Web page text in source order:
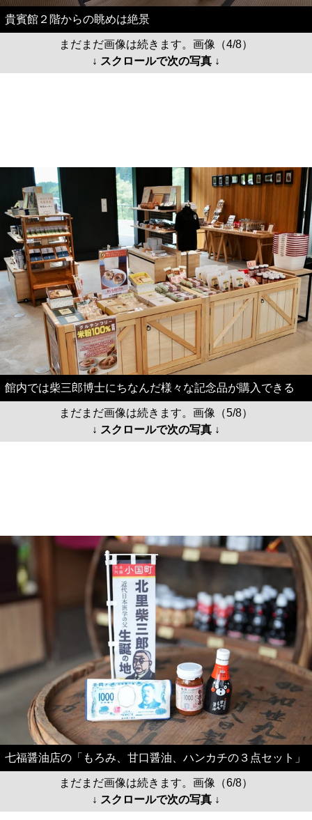
貴賓館２階からの眺めは絶景
まだまだ画像は続きます。画像（4/8）
↓ スクロールで次の写真 ↓
館内では柴三郎博士にちなんだ様々な記念品が購入できる
まだまだ画像は続きます。画像（5/8）
↓ スクロールで次の写真 ↓
七福醤油店の「もろみ、甘口醤油、ハンカチの３点セット」
まだまだ画像は続きます。画像（6/8）
↓ スクロールで次の写真 ↓